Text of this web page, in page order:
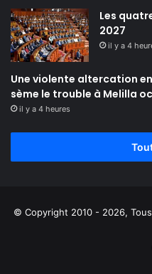
Les
2027
il y a 4
Une violente altercation
sème le trouble à Melilla
il y a 4 heures
© Copyright 2010 - 2026,